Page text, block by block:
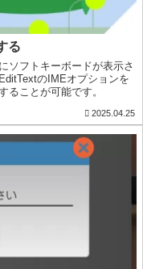
る
ソフトキーボードが表示さ
のIMEオプションを
ることが可能です。
2025.04.25